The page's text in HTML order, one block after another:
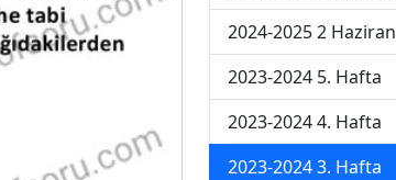
2024-2025 2 Haziran
2023-2024 5. Hafta
2023-2024 4. Hafta
2023-2024 3. Hafta